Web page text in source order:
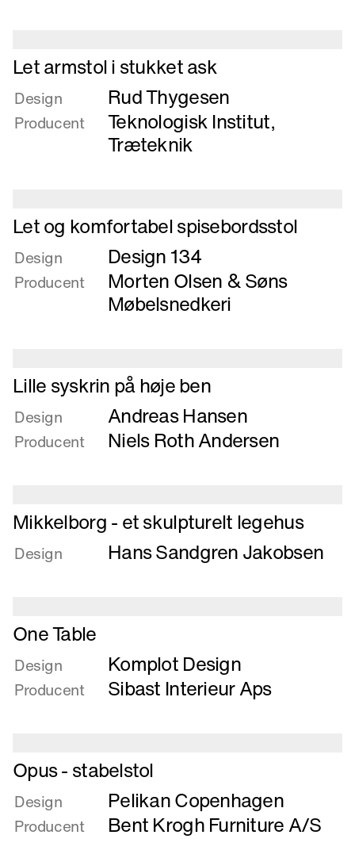
Læs
mere
om
Let
armstol
Let armstol i stukket ask
Design Rud Thygesen
Producent
Teknologisk Institut,
Træteknik
Læs
mere
om
Let
og
Let og komfortabel spisebordsstol
Design Design 134
Producent
Morten Olsen & Søns
Møbelsnedkeri
Læs
mere
om
Lille
syskrin
Lille syskrin på høje ben
Design Andreas Hansen
Producent Niels Roth Andersen
Læs
mere
om
skulpturelt
legehus
Mikkelborg - et skulpturelt legehus
Design Hans Sandgren Jakobsen
Læs
mere
om
One
Table
One Table
Design Komplot Design
Producent Sibast Interieur Aps
Læs
mere
om
Opus
-
Opus - stabelstol
Design Pelikan Copenhagen
Producent Bent Krogh Furniture A/S